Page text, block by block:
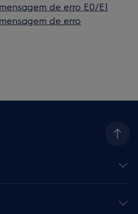
de erro E0/E1
de erro